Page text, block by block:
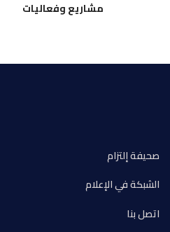
مشاريع وفعاليات
صحيفة إلتزام
الشبكة في الإعلام
اتصل بنا